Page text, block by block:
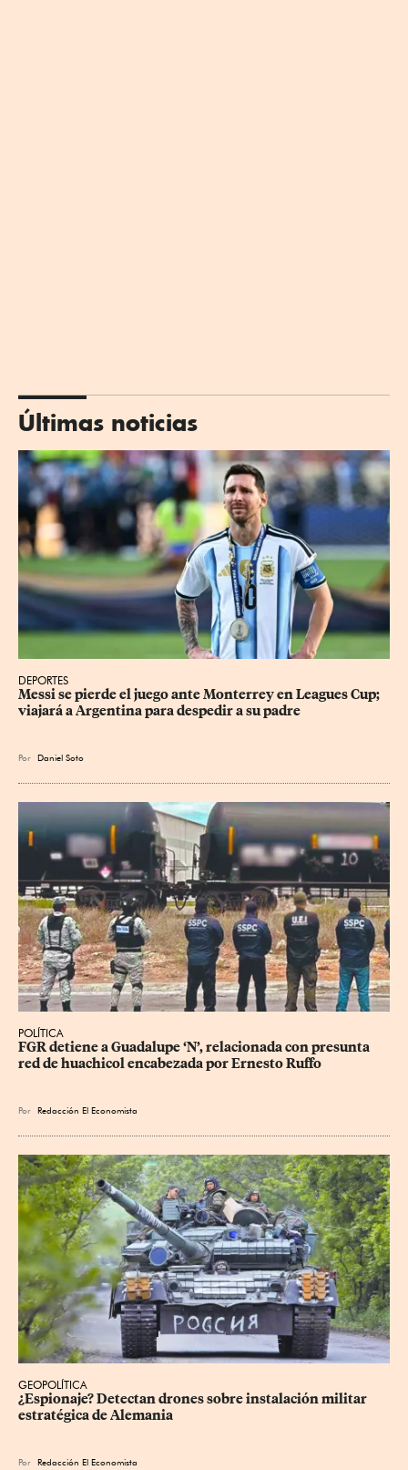
Últimas noticias
DEPORTES
Messi se pierde el juego ante Monterrey en Leagues Cup;
viajará a Argentina para despedir a su padre
Por Daniel Soto
POLÍTICA
FGR detiene a Guadalupe ‘N’, relacionada con presunta
red de huachicol encabezada por Ernesto Ruffo
Por Redacción El Economista
GEOPOLÍTICA
¿Espionaje? Detectan drones sobre instalación militar
estratégica de Alemania
Por Redacción El Economista